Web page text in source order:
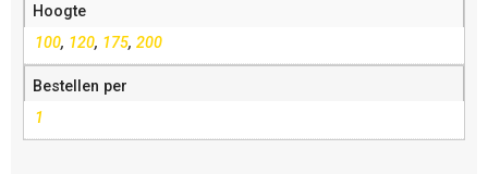
Hoogte
100, 120, 175, 200
Bestellen per
1